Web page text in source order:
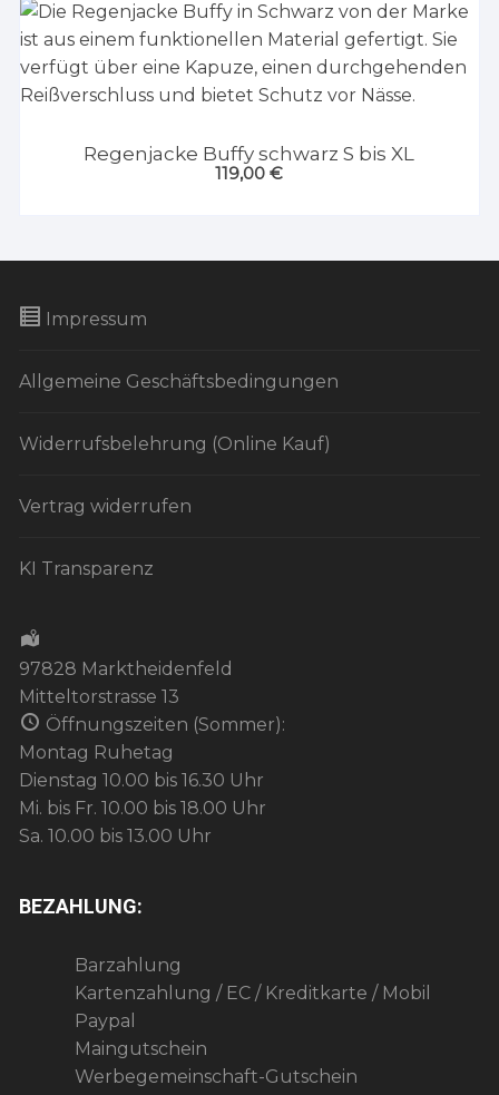
Regenjacke Buffy schwarz S bis XL
119,00€
Impressum
Allgemeine Geschäftsbedingungen
Widerrufsbelehrung (Online Kauf)
Vertrag widerrufen
KI Transparenz
97828 Marktheidenfeld
Mitteltorstrasse 13
Öffnungszeiten (Sommer):
Montag Ruhetag
Dienstag 10.00 bis 16.30 Uhr
Mi. bis Fr. 10.00 bis 18.00 Uhr
Sa. 10.00 bis 13.00 Uhr
BEZAHLUNG:
Barzahlung
Kartenzahlung / EC / Kreditkarte / Mobil
Paypal
Maingutschein
Werbegemeinschaft-Gutschein